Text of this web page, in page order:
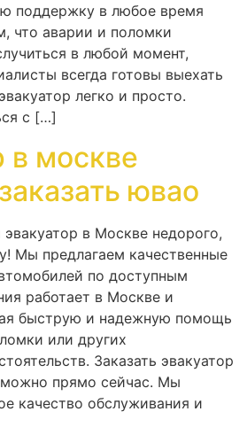
поддержку в любое время
что аварии и поломки
в любой момент,
всегда готовы выехать
легко и просто.
с […]
в москве
ювао
в Москве недорого,
Мы предлагаем качественные
по доступным
работает в Москве и
быструю и надежную помощь
или других
Заказать эвакуатор
прямо сейчас. Мы
качество обслуживания и